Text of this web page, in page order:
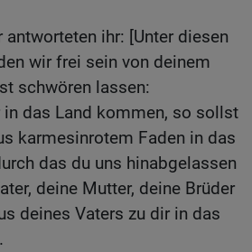
antworteten ihr: [Unter diesen
wir frei sein von deinem
schwören lassen:
in das Land kommen, so sollst
karmesinrotem Faden in das
das du uns hinabgelassen
deine Mutter, deine Brüder
deines Vaters zu dir in das